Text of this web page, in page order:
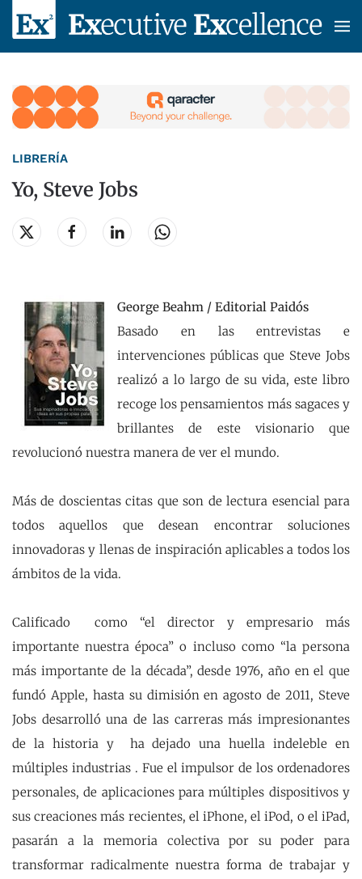
Skip to main content
LIBRERÍA
Yo, Steve Jobs
George Beahm / Editorial Paidós
Basado en las entrevistas e
intervenciones públicas que Steve Jobs
realizó a lo largo de su vida, este libro
recoge los pensamientos más sagaces y
brillantes de este visionario que
revolucionó nuestra manera de ver el mundo.
Más de doscientas citas que son de lectura esencial para
todos aquellos que desean encontrar soluciones
innovadoras y llenas de inspiración aplicables a todos los
ámbitos de la vida.
Calificado como “el director y empresario más
importante nuestra época” o incluso como “la persona
más importante de la década”, desde 1976, año en el que
fundó Apple, hasta su dimisión en agosto de 2011, Steve
Jobs desarrolló una de las carreras más impresionantes
de la historia y ha dejado una huella indeleble en
múltiples industrias . Fue el impulsor de los ordenadores
personales, de aplicaciones para múltiples dispositivos y
sus creaciones más recientes, el iPhone, el iPod, o el iPad,
pasarán a la memoria colectiva por su poder para
transformar radicalmente nuestra forma de trabajar y